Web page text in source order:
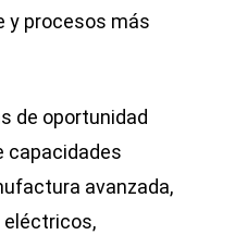
y procesos más
de oportunidad
capacidades
avanzada,